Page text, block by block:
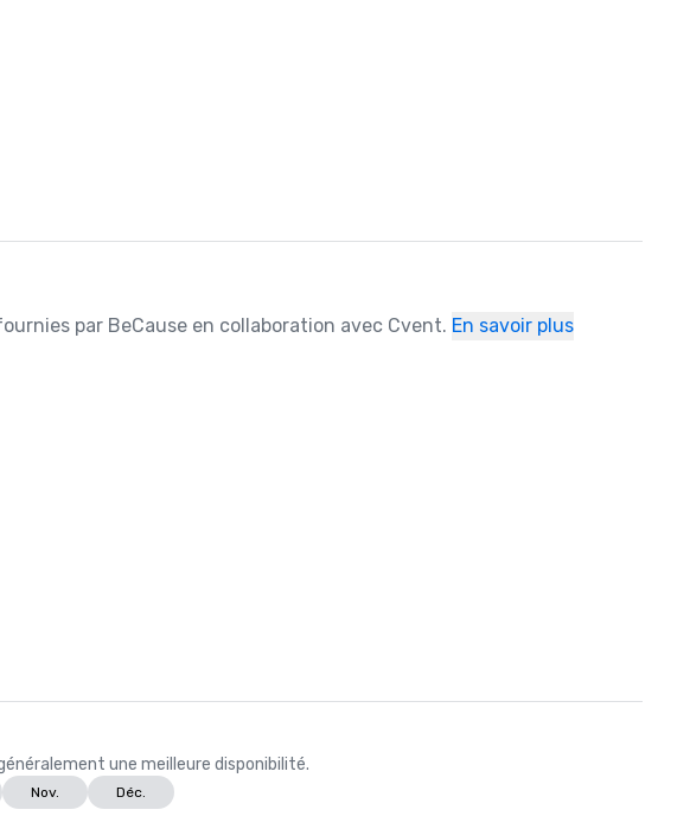
par BeCause en collaboration avec Cvent. En savoir plus
une meilleure disponibilité.
Nov. Déc.